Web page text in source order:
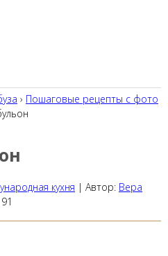
› Пошаговые рецепты с фото
кухня | Автор: Вера